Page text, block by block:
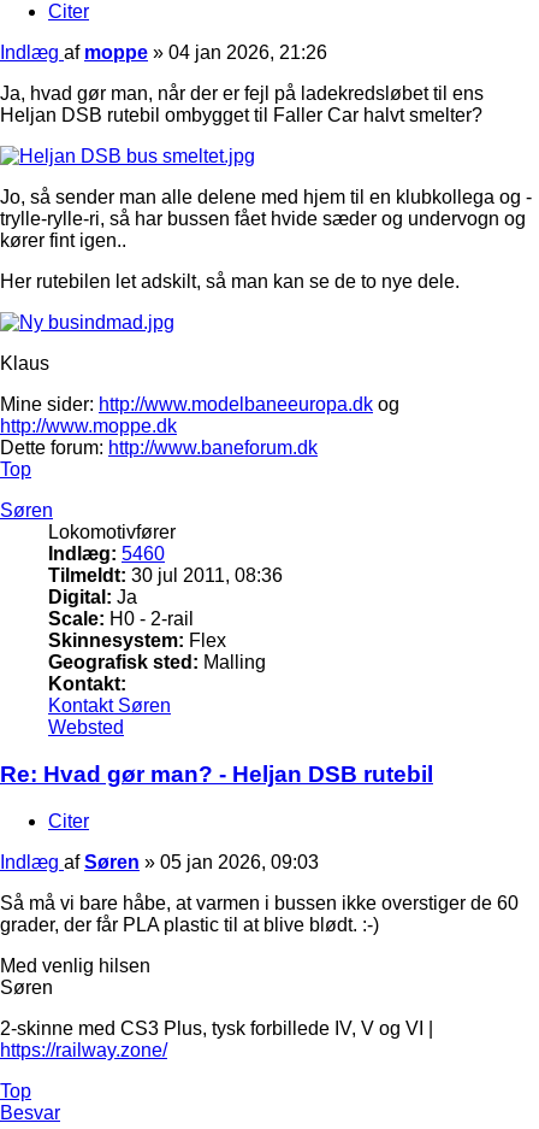
Citer
Indlæg af moppe » 04 jan 2026, 21:26
Ja, hvad gør man, når der er fejl på ladekredsløbet til ens
Heljan DSB rutebil ombygget til Faller Car halvt smelter?
Jo, så sender man alle delene med hjem til en klubkollega og -
trylle-rylle-ri, så har bussen fået hvide sæder og undervogn og
kører fint igen..
Her rutebilen let adskilt, så man kan se de to nye dele.
Klaus
Mine sider: http://www.modelbaneeuropa.dk og
http://www.moppe.dk
Dette forum: http://www.baneforum.dk
Top
Søren
Lokomotivfører
Indlæg: 5460
Tilmeldt: 30 jul 2011, 08:36
Digital: Ja
Scale: H0 - 2-rail
Skinnesystem: Flex
Geografisk sted: Malling
Kontakt:
Kontakt Søren
Websted
Re: Hvad gør man? - Heljan DSB rutebil
Citer
Indlæg afSøren » 05 jan 2026, 09:03
Så må vi bare håbe, at varmen i bussen ikke overstiger de 60
grader, der får PLA plastic til at blive blødt. :-)
Med venlig hilsen
Søren
2-skinne med CS3 Plus, tysk forbillede IV, V og VI |
https://railway.zone/
Top
Besvar